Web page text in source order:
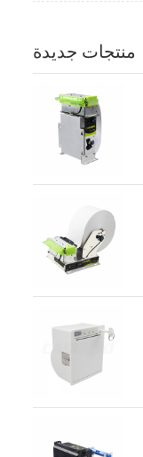
منتجات جديدة